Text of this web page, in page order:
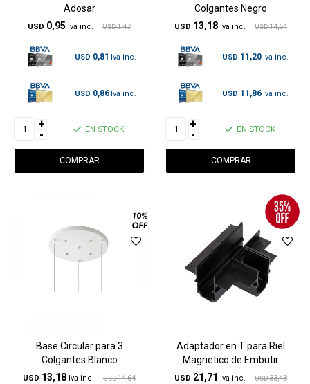
Adosar
USD 0,95 USD 1,47
USD 0,81
USD 0,86
+
- EN STOCK
Colgantes Negro
USD 13,18 USD 14,64
USD 11,20
USD 11,86
+
- EN STOCK
Base Circular para 3
Colgantes Blanco
USD 13,18 USD 14,64
Adaptador en T para Riel
Magnetico de Embutir
USD 21,71 USD 33,43